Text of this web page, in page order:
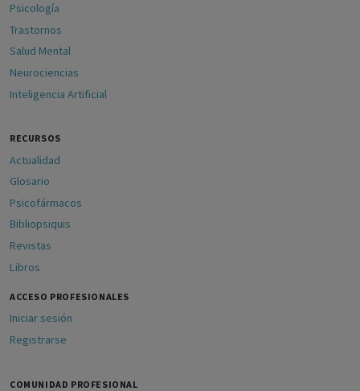
Psicología
Trastornos
Salud Mental
Neurociencias
Inteligencia Artificial
RECURSOS
Actualidad
Glosario
Psicofármacos
Bibliopsiquis
Revistas
Libros
ACCESO PROFESIONALES
Iniciar sesión
Registrarse
COMUNIDAD PROFESIONAL